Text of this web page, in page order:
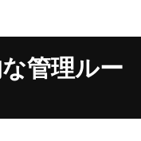
管理ルー